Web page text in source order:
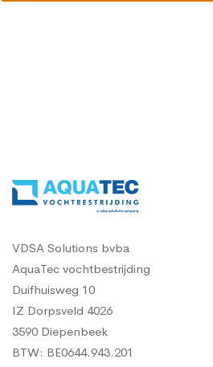
VDSA Solutions bvba
AquaTec vochtbestrijding
Duifhuisweg 10
IZ Dorpsveld 4026
3590 Diepenbeek
BTW: BE0644.943.201